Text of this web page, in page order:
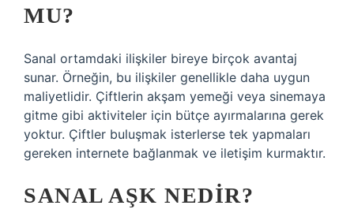
MU?
Sanal ortamdaki ilişkiler bireye birçok avantaj
sunar. Örneğin, bu ilişkiler genellikle daha uygun
maliyetlidir. Çiftlerin akşam yemeği veya sinemaya
gitme gibi aktiviteler için bütçe ayırmalarına gerek
yoktur. Çiftler buluşmak isterlerse tek yapmaları
gereken internete bağlanmak ve iletişim kurmaktır.
SANAL AŞK NEDIR?